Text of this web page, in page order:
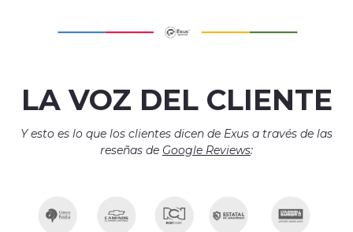
LA VOZ DEL CLIENTE
Y esto es lo que los clientes dicen de Exus a través de las
reseñas de Google Reviews: